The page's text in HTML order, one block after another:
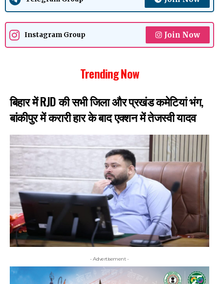
Instagram Group Join Now
Trending Now
बिहार में RJD की सभी जिला और प्रखंड कमेटियां भंग,
बांकीपुर में करारी हार के बाद एक्शन में तेजस्वी यादव
- Advertisement -